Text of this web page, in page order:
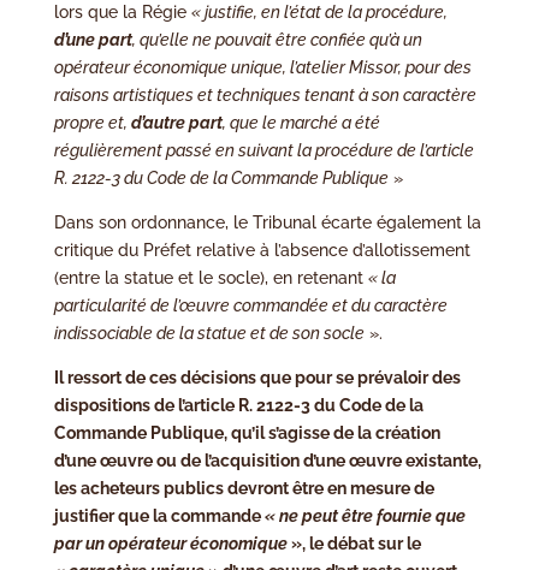
lors que la Régie « justifie, en l’état de la procédure,
d’une part, qu’elle ne pouvait être confiée qu’à un
opérateur économique unique, l’atelier Missor, pour des
raisons artistiques et techniques tenant à son caractère
propre et, d’autre part, que le marché a été
régulièrement passé en suivant la procédure de l’article
R. 2122-3 du Code de la Commande Publique»
Dans son ordonnance, le Tribunal écarte également la
critique du Préfet relative à l’absence d’allotissement
(entre la statue et le socle), en retenant « la
particularité de l’œuvre commandée et du caractère
indissociable de la statue et de son socle».
Il ressort de ces décisions que pour se prévaloir des
dispositions de l’article R. 2122-3 du Code de la
Commande Publique, qu’il s’agisse de la création
d’une œuvre ou de l’acquisition d’une œuvre existante,
les acheteurs publics devront être en mesure de
justifier que la commande« ne peut être fournie que
par un opérateur économique», le débat sur le